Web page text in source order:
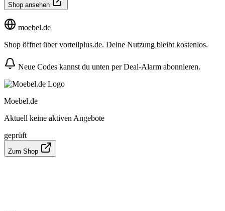
Shop ansehen
moebel.de
Shop öffnet über vorteilplus.de. Deine Nutzung bleibt kostenlos.
Neue Codes kannst du unten per Deal-Alarm abonnieren.
Moebel.de
Aktuell keine aktiven Angebote
geprüft
Zum Shop